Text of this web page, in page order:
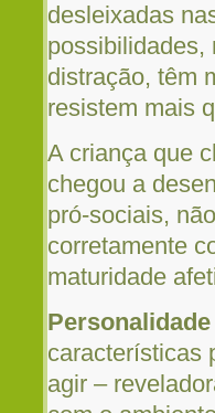
desleixadas
possibilidades,
distração, têm
resistem mais
A criança que
chegou a
pró-sociais,
corretamente
maturidade
Personalidade
características
agir –